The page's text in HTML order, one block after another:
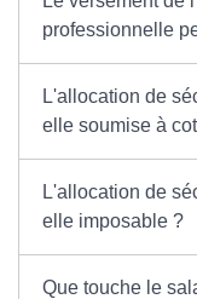
professionnelle
L'allocation de
elle soumise à
L'allocation de
elle imposable ?
Que touche le